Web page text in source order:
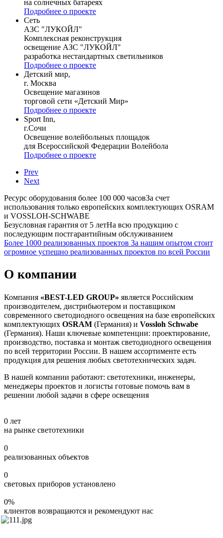
на солнечных батареях
Подробнее о проекте
Сеть
АЗС "ЛУКОЙЛ"
Комплексная реконструкция
освещение АЗС "ЛУКОЙЛ"
разработка нестандартных светильников
Подробнее о проекте
Детский мир,
г. Москва
Освещение магазинов
торговой сети «Детский Мир»
Подробнее о проекте
Sport Inn,
г.Сочи
Освещение волейбольных площадок
для Всероссийской Федерации Волейбола
Подробнее о проекте
Prev
Next
Ресурс оборудования более 100 000 часовЗа счет
использования только европейских комплектующих OSRAM
и VOSSLOH-SCHWABE
Безусловная гарантия от 5 летНа всю продукцию с
последующим постгарантийным обслуживанием
Более 1000 реализованных проектов За нашим опытом стоит
огромное успешно реализованных проектов по всей России
О компании
Компания «BEST-LED GROUP» является Российским
производителем, дистрибьютером и поставщиком
современного светодиодного освещения на базе европейских
комплектующих OSRAM (Германия) и Vossloh Schwabe
(Германия). Наши ключевые компетенции: проектирование,
производство, поставка и монтаж светодиодного освещения
по всей территории России. В нашем ассортименте есть
продукция для решения любых светотехнических задач.
В нашей компании работают: светотехники, инженеры,
менеджеры проектов и логисты готовые помочь вам в
решении любой задачи в сфере освещения
0 лет
на рынке светотехники
0
реализованных объектов
0
световых приборов установлено
0%
клиентов возвращаются и рекомендуют нас